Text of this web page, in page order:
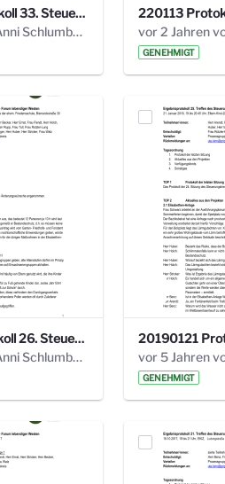
20220706 Protokoll 33. Steuerungskreis.pdf
vor 2 Jahren von Anni Schlumberger
GENEHMIGT
20190408 Protokoll 26. Steuerungskreis.pdf
vor 5 Jahren von Anni Schlumberger
GENEHMIGT